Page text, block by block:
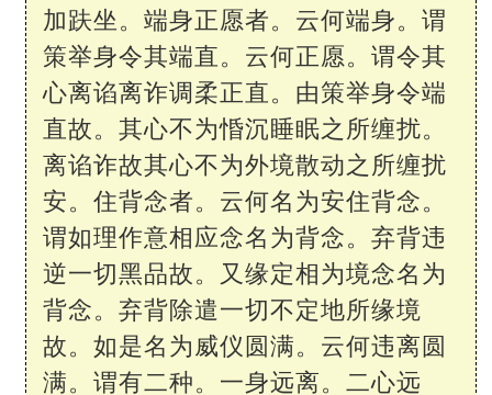
加趺坐。端身正愿者。云何端身。谓
策举身令其端直。云何正愿。谓令其
心离谄离诈调柔正直。由策举身令端
直故。其心不为惛沉睡眠之所缠扰。
离谄诈故其心不为外境散动之所缠扰
安。住背念者。云何名为安住背念。
谓如理作意相应念名为背念。弃背违
逆一切黑品故。又缘定相为境念名为
背念。弃背除遣一切不定地所缘境
故。如是名为威仪圆满。云何违离圆
满。谓有二种。一身远离。二心远